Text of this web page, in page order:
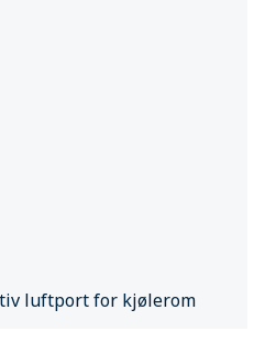
luftport for kjølerom